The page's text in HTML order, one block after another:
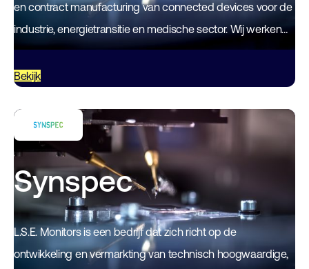
en contract manufacturing van connected devices voor de
industrie, energietransitie en medische sector. Wij werken
met als partner samen gedurende de…
Bekijk
Synspec
L.S.E. Monitors is een bedrijf dat zich richt op de
ontwikkeling en vermarkting van technisch hoogwaardige,